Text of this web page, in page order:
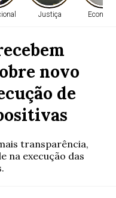
Justiça
novo
de
transparência,
na execução das